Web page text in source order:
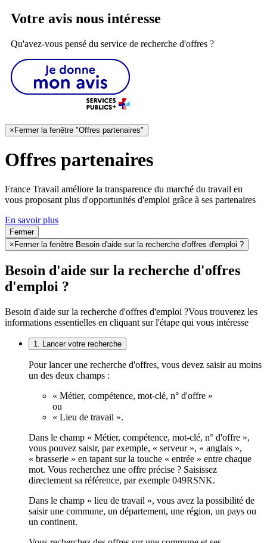
Votre avis nous intéresse
Qu'avez-vous pensé du service de recherche d'offres ?
× Fermer la fenêtre "Offres partenaires"
Offres partenaires
France Travail améliore la transparence du marché du travail en
vous proposant plus d'opportunités d'emploi grâce à ses partenaires
En savoir plus
Fermer
×Fermer la fenêtre Besoin d'aide sur la recherche d'offres d'emploi ?
Besoin d'aide sur la recherche d'offres
d'emploi ?
Besoin d'aide sur la recherche d'offres d'emploi ?Vous trouverez les
informations essentielles en cliquant sur l'étape qui vous intéresse
1. Lancer votre recherche
Pour lancer une recherche d'offres, vous devez saisir au moins
un des deux champs :
« Métier, compétence, mot-clé, n° d'offre »
ou
« Lieu de travail ».
Dans le champ « Métier, compétence, mot-clé, n° d'offre »,
vous pouvez saisir, par exemple, « serveur », « anglais »,
« brasserie » en tapant sur la touche « entrée » entre chaque
mot. Vous recherchez une offre précise ? Saisissez
directement sa référence, par exemple 049RSNK.
Dans le champ « lieu de travail », vous avez la possibilité de
saisir une commune, un département, une région, un pays ou
un continent.